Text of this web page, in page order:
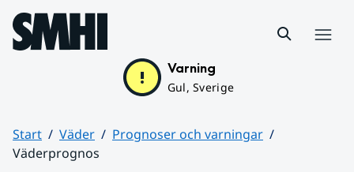
Hoppa till sidans innehåll
Varning
Gul, Sverige
Start Väder
Prognoser och varningar
Väderprognos